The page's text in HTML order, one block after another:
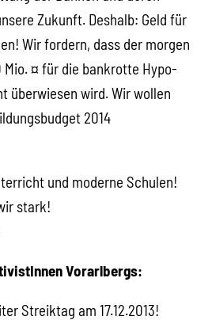
Zukunft. Deshalb: Geld für
Wir fordern, dass der morgen
¤ für die bankrotte Hypo-
überwiesen wird. Wir wollen
2014
und moderne Schulen!
stark!
Vorarlbergs:
Streiktag am 17.12.2013!